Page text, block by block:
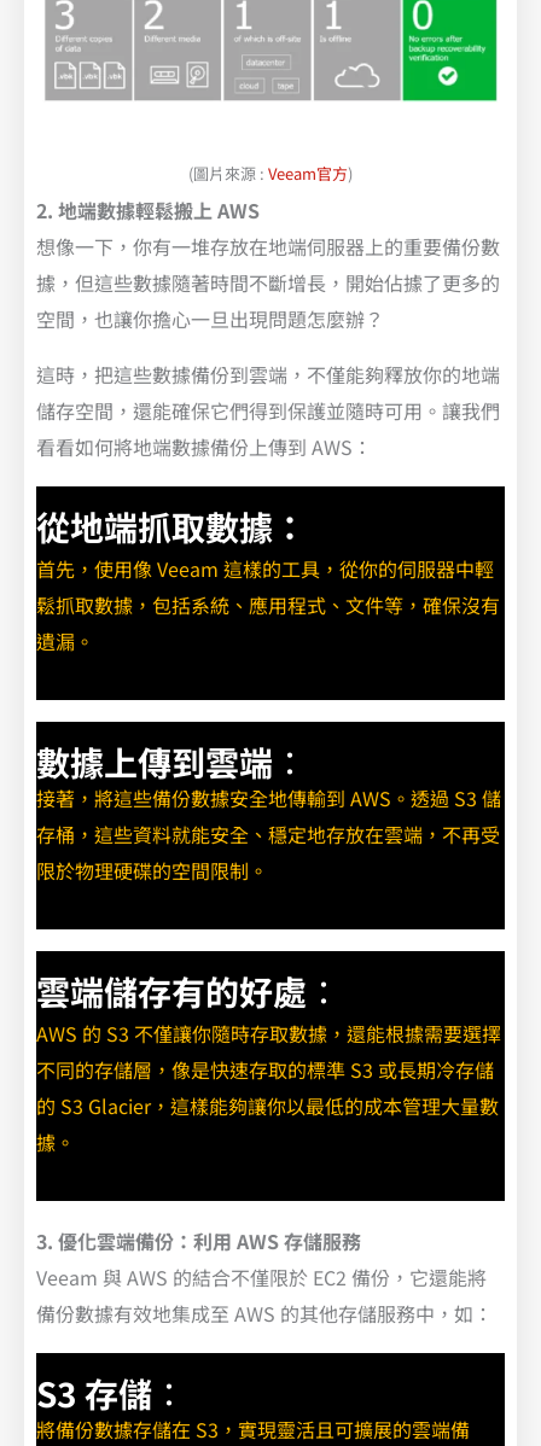
(圖片來源 : Veeam官方)
2. 地端數據輕鬆搬上 AWS
想像一下，你有一堆存放在地端伺服器上的重要備份數
據，但這些數據隨著時間不斷增長，開始佔據了更多的
空間，也讓你擔心一旦出現問題怎麼辦？
這時，把這些數據備份到雲端，不僅能夠釋放你的地端
儲存空間，還能確保它們得到保護並隨時可用。讓我們
看看如何將地端數據備份上傳到 AWS：
從地端抓取數據：
首先，使用像 Veeam 這樣的工具，從你的伺服器中輕
鬆抓取數據，包括系統、應用程式、文件等，確保沒有
遺漏。
數據上傳到雲端 ：
接著，將這些備份數據安全地傳輸到 AWS。透過 S3 儲
存桶，這些資料就能安全、穩定地存放在雲端，不再受
限於物理硬碟的空間限制。
雲端儲存有的好處 ：
AWS 的 S3 不僅讓你隨時存取數據，還能根據需要選擇
不同的存儲層，像是快速存取的標準 S3 或長期冷存儲
的 S3 Glacier，這樣能夠讓你以最低的成本管理大量數
據。
3. 優化雲端備份：利用 AWS 存儲服務
Veeam 與 AWS 的結合不僅限於 EC2 備份，它還能將
備份數據有效地集成至 AWS 的其他存儲服務中，如：
S3 存儲 ：
將備份數據存儲在 S3，實現靈活且可擴展的雲端備